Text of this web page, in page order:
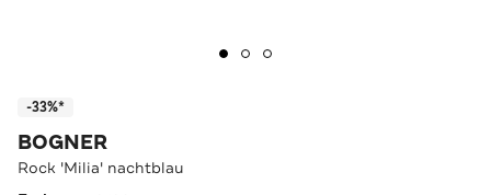
-33%*
BOGNER
Rock 'Milia' nachtblau